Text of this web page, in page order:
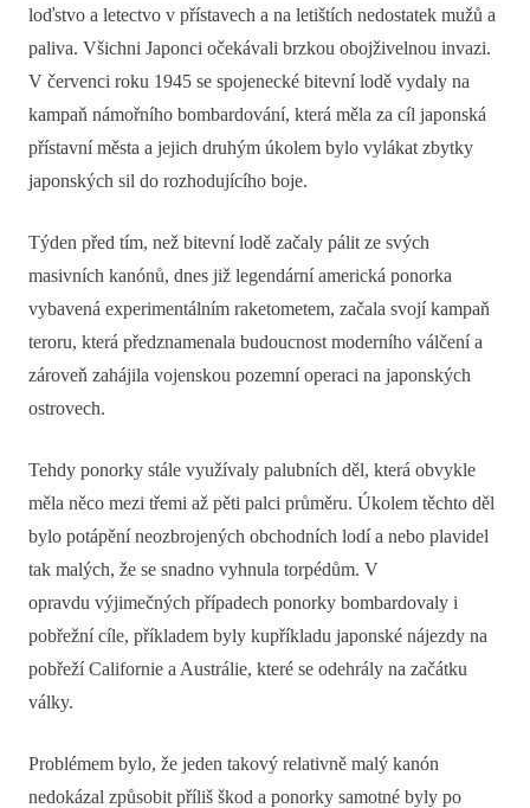
loďstvo a letectvo v přístavech a na letištích nedostatek mužů a
paliva. Všichni Japonci očekávali brzkou obojživelnou invazi.
V červenci roku 1945 se spojenecké bitevní lodě vydaly na
kampaň námořního bombardování, která měla za cíl japonská
přístavní města a jejich druhým úkolem bylo vylákat zbytky
japonských sil do rozhodujícího boje.
Týden před tím, než bitevní lodě začaly pálit ze svých
masivních kanónů, dnes již legendární americká ponorka
vybavená experimentálním raketometem, začala svojí kampaň
teroru, která předznamenala budoucnost moderního válčení a
zároveň zahájila vojenskou pozemní operaci na japonských
ostrovech.
Tehdy ponorky stále využívaly palubních děl, která obvykle
měla něco mezi třemi až pěti palci průměru. Úkolem těchto děl
bylo potápění neozbrojených obchodních lodí a nebo plavidel
tak malých, že se snadno vyhnula torpédům. V
opravdu výjimečných případech ponorky bombardovaly i
pobřežní cíle, příkladem byly kupříkladu japonské nájezdy na
pobřeží Californie a Austrálie, které se odehrály na začátku
války.
Problémem bylo, že jeden takový relativně malý kanón
nedokázal způsobit příliš škod a ponorky samotné byly po